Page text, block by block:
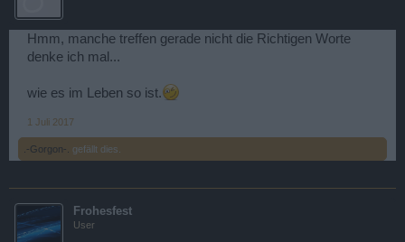
Hmm, manche treffen gerade nicht die Richtigen Worte
denke ich mal...
wie es im Leben so ist.
1 Juli 2017
.-Gorgon-. gefällt dies.
Frohesfest
User